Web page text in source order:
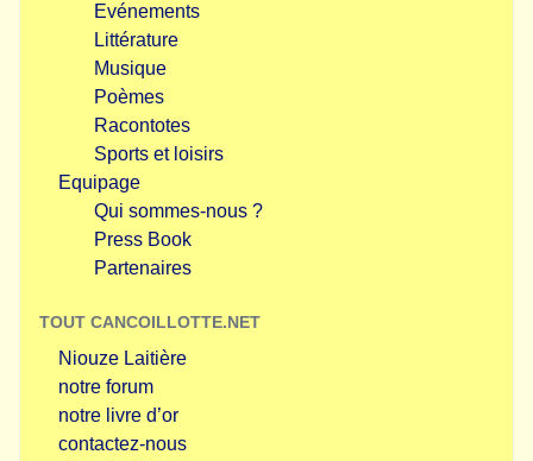
Evénements
Littérature
Musique
Poèmes
Racontotes
Sports et loisirs
Equipage
Qui sommes-nous ?
Press Book
Partenaires
TOUT CANCOILLOTTE.NET
Niouze Laitière
notre forum
notre livre d’or
contactez-nous